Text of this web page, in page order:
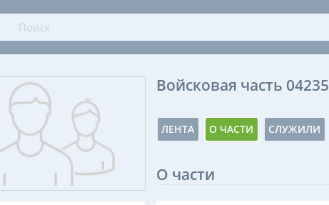
Войсковая часть 04235
ЛЕНТА О ЧАСТИ СЛУЖИЛИ
О части